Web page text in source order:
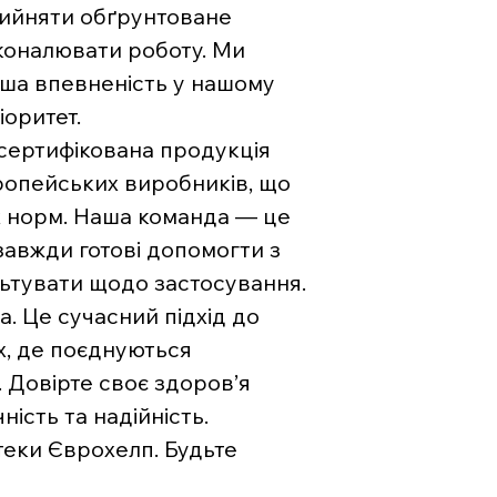
обґрунтоване
роботу. Ми
впевненість у нашому
продукція
виробників, що
норм. Наша команда — це
готові допомогти з
щодо застосування.
Це сучасний підхід до
де поєднуються
Довірте своє здоров’я
та надійність.
Єврохелп. Будьте